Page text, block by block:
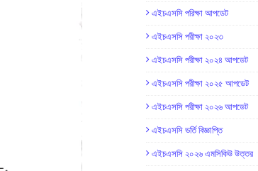
এইচএসসি পরিক্ষা আপডেট
এইচএসসি পরীক্ষা ২০২৩
এইচএসসি পরীক্ষা ২০২৪ আপডেট
এইচএসসি পরীক্ষা ২০২৫ আপডেট
এইচএসসি পরীক্ষা ২০২৬ আপডেট
এইচএসসি ভর্তি বিজ্ঞাপ্তি
এইচএসসি ২০২৬ এমসিকিউ উত্তর